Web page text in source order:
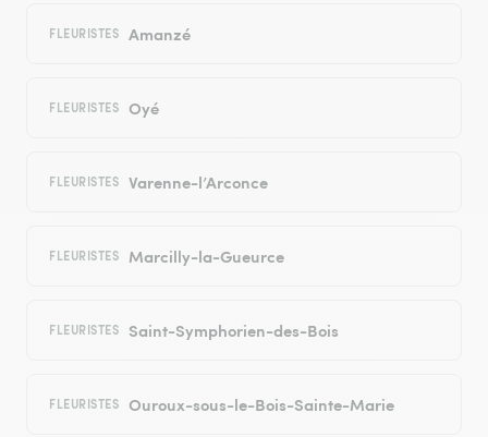
FLEURISTES Amanzé
FLEURISTES Oyé
FLEURISTES Varenne-l’Arconce
FLEURISTES Marcilly-la-Gueurce
FLEURISTES Saint-Symphorien-des-Bois
FLEURISTES Ouroux-sous-le-Bois-Sainte-Marie